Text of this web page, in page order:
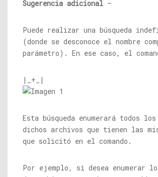
Sugerencia adicional –
Puede realizar una búsqueda
(donde se desconoce el nombre
parámetro). En ese caso, el
|_+_|
Esta búsqueda enumerará todos los
dichos archivos que tienen las
que solicitó en el comando.
Por ejemplo, si desea enumerar